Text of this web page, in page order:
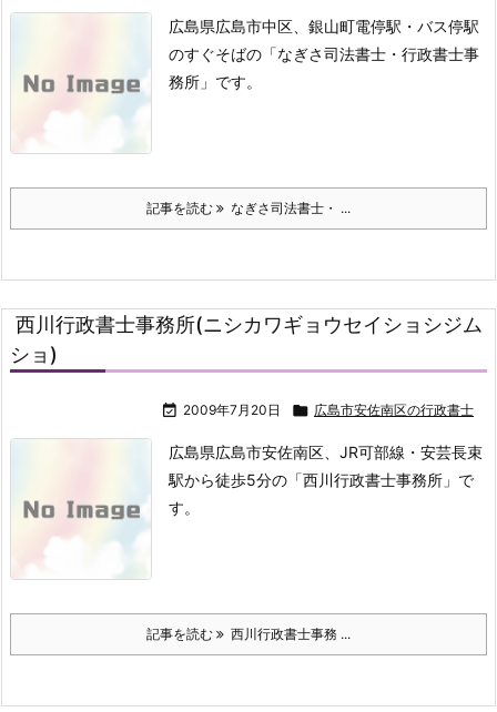
広島県広島市中区、銀山町電停駅・バス停駅
のすぐそばの「なぎさ司法書士・行政書士事
務所」です。
記事を読む なぎさ司法書士・ ...
西川行政書士事務所(ニシカワギョウセイショシジム
ショ)
 2009年7月20日  広島市安佐南区の行政書士
広島県広島市安佐南区、JR可部線・安芸長束
駅から徒歩5分の「西川行政書士事務所」で
す。
記事を読む 西川行政書士事務 ...